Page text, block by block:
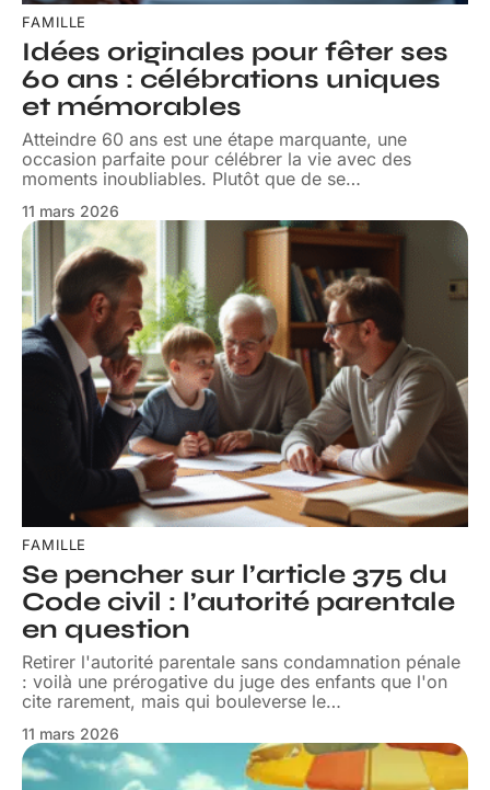
FAMILLE
Idées originales pour fêter ses
60 ans : célébrations uniques
et mémorables
Atteindre 60 ans est une étape marquante, une
occasion parfaite pour célébrer la vie avec des
moments inoubliables. Plutôt que de se…
11 mars 2026
FAMILLE
Se pencher sur l’article 375 du
Code civil : l’autorité parentale
en question
Retirer l'autorité parentale sans condamnation pénale
: voilà une prérogative du juge des enfants que l'on
cite rarement, mais qui bouleverse le…
11 mars 2026